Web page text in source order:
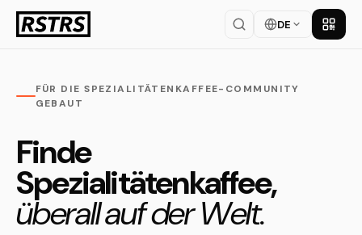
DE App
FÜR DIE SPEZIALITÄTENKAFFEE-COMMUNITY
GEBAUT
Finde
Spezialitätenkaffee,
überall auf der Welt.